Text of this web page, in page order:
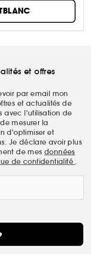
et offres
par email mon
et actualités de
avec l’utilisation de
mesurer la
d'optimiser et
Je déclare avoir plus
de mes données
de confidentialité .